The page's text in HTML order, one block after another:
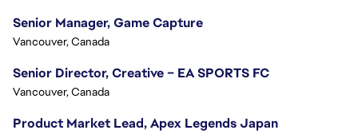
Senior Manager, Game Capture
Vancouver, Canada
Senior Director, Creative – EA SPORTS FC
Vancouver, Canada
Product Market Lead, Apex Legends Japan